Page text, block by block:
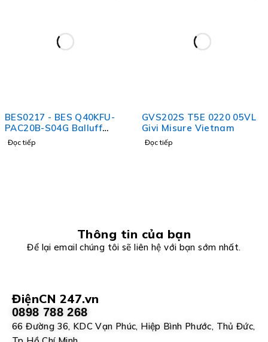
BES0217 - BES Q40KFU-
PAC20B-S04G Balluff
Vietnam
Đọc tiếp
GVS202S T5E 0220 05VL
Givi Misure Vietnam
Đọc tiếp
ĐiệnCN 247.vn
0898 788 268
66 Đường 36, KDC Vạn Phúc, Hiệp Bình Phước, Thủ Đức,
Thông tin của bạn
Để lại email chúng tôi sẽ liên hệ với bạn sớm nhất.